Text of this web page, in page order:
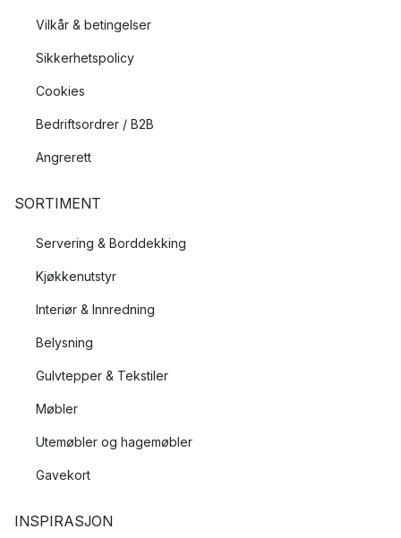
Vilkår & betingelser
Sikkerhetspolicy
Cookies
Bedriftsordrer / B2B
Angrerett
SORTIMENT
Servering & Borddekking
Kjøkkenutstyr
Interiør & Innredning
Belysning
Gulvtepper & Tekstiler
Møbler
Utemøbler og hagemøbler
Gavekort
INSPIRASJON